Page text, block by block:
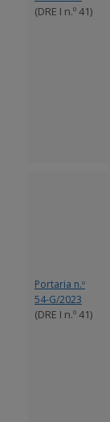
(DRE I n.º 41)
Portaria n.º
54-G/2023
(DRE I n.º 41)